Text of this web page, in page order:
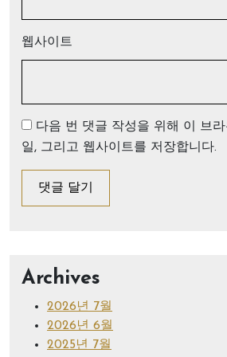
웹사이트
다음 번 댓글 작성을 위해 이 브라
일, 그리고 웹사이트를 저장합니다.
Archives
2026년 7월
2026년 6월
2025년 7월